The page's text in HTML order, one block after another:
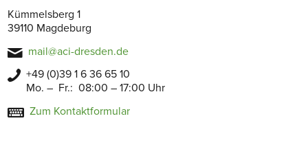
Kümmelsberg 1
39110 Magdeburg
mail@aci-dresden.de
+49 (0)39 1 6 36 65 10
Mo. – Fr.: 08:00 – 17:00 Uhr
Zum Kontaktformular